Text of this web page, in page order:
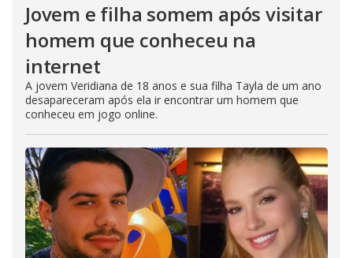
Jovem e filha somem após visitar
homem que conheceu na
internet
A jovem Veridiana de 18 anos e sua filha Tayla de um ano
desapareceram após ela ir encontrar um homem que
conheceu em jogo online.